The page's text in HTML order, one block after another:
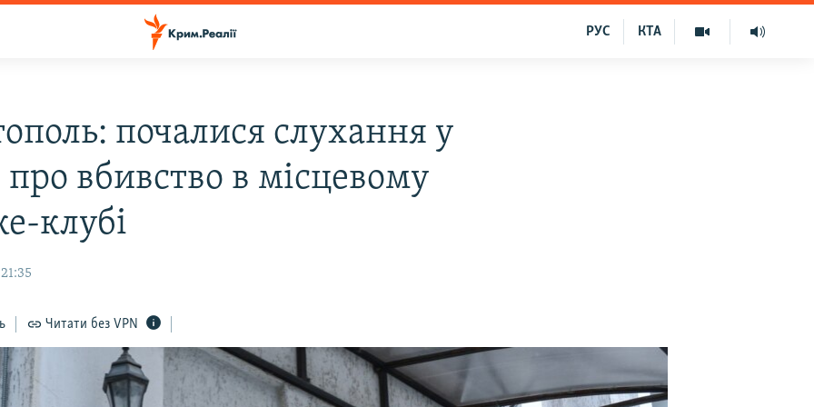
КТА
РУС
почалися слухання у
про вбивство в місцевому
клубі
Читати без VPN